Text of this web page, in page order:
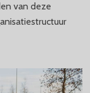
van deze